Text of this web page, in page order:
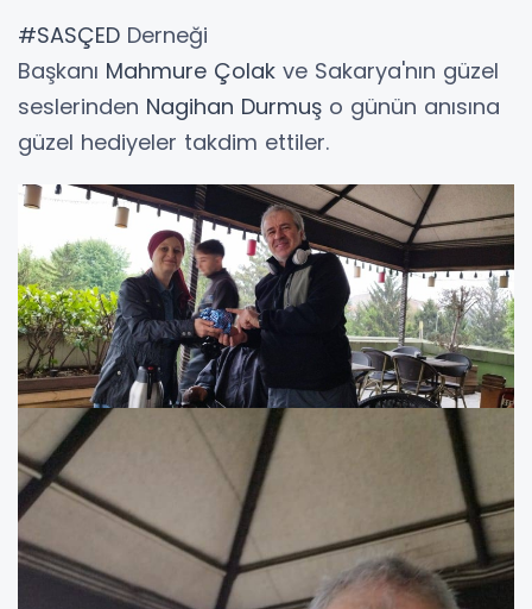
#SASÇED Derneği
Başkanı Mahmure Çolak ve Sakarya'nın güzel
seslerinden Nagihan Durmuş o günün anısına
güzel hediyeler takdim ettiler.